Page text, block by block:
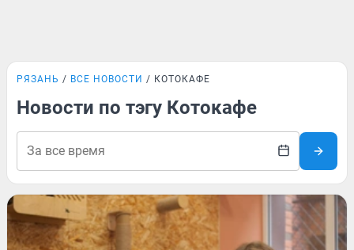
РЯЗАНЬ ВСЕ НОВОСТИ КОТОКАФЕ
Новости по тэгу Котокафе